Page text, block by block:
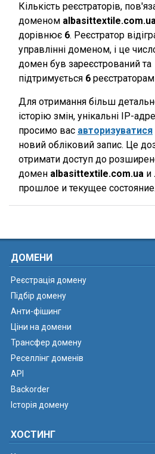
Кількість реєстраторів,
доменом
дорівнює 6. Реєстратор
управлінні доменом, і це
домен був зареєстрований та
підтримується 6
Для отримання більш
історію змін, унікальні IP-
просимо вас авторизуватися
новий обліковий запис. Це
отримати доступ до
домен albasittextile.com.ua и
прошлое и текущее состояние.
ДОМЕНИ
Реєстрація домену
Підбір домену
Анти-фішинг
Ціни на домени
Трансфер домену
Реселлінг доменів
API
Backorder
Історія домену
ХОСТИНГ